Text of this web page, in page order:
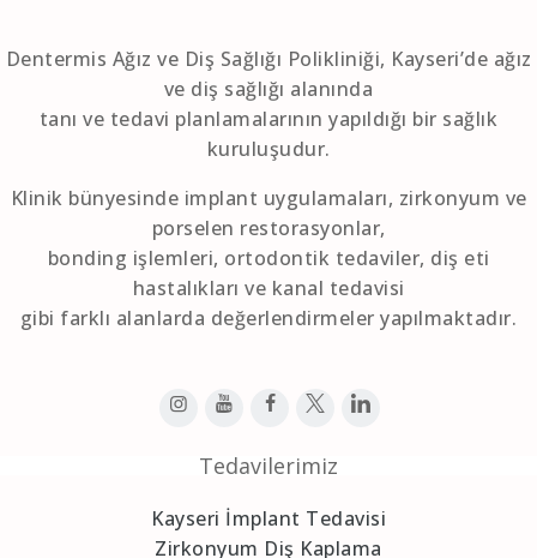
Dentermis Ağız ve Diş Sağlığı Polikliniği, Kayseri’de ağız
ve diş sağlığı alanında
tanı ve tedavi planlamalarının yapıldığı bir sağlık
kuruluşudur.
Klinik bünyesinde implant uygulamaları, zirkonyum ve
porselen restorasyonlar,
bonding işlemleri, ortodontik tedaviler, diş eti
hastalıkları ve kanal tedavisi
gibi farklı alanlarda değerlendirmeler yapılmaktadır.
Tedavilerimiz
Kayseri İmplant Tedavisi
Zirkonyum Diş Kaplama